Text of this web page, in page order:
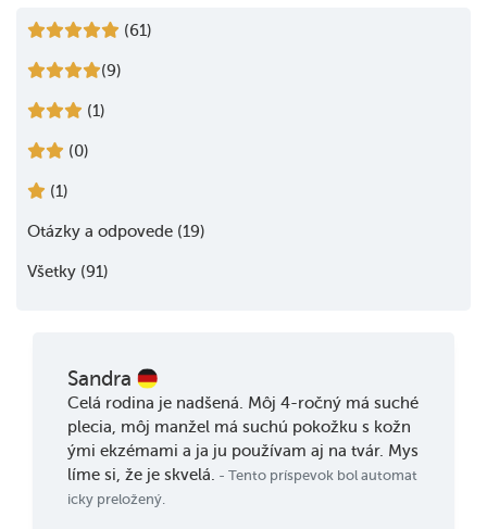
(61)
(9)
(1)
(0)
(1)
Otázky a odpovede (19)
Všetky (91)
Sandra
Celá rodina je nadšená. Môj 4-ročný má suché
plecia, môj manžel má suchú pokožku s kožn
ými ekzémami a ja ju používam aj na tvár. Mys
líme si, že je skvelá. - Tento príspevok bol automat
icky preložený.